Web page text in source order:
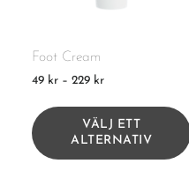
Foot Cream
49 kr – 229 krPrisintervall:
till
229 kr
VÄLJ ETT
ALTERNATIV